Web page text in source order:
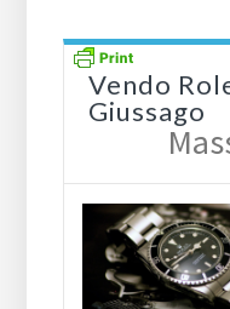
Vendo
Giussago